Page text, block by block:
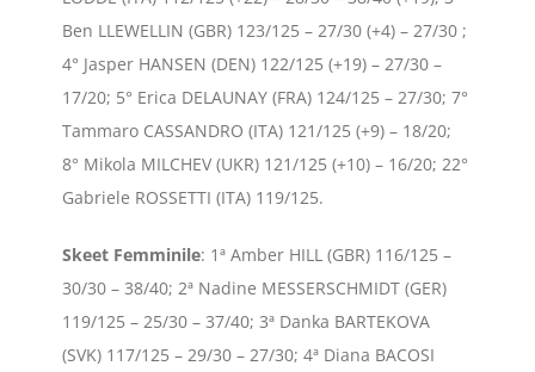
Ben LLEWELLIN (GBR) 123/125 – 27/30 (+4) – 27/30 ;
4° Jasper HANSEN (DEN) 122/125 (+19) – 27/30 –
17/20; 5° Erica DELAUNAY (FRA) 124/125 – 27/30; 7°
Tammaro CASSANDRO (ITA) 121/125 (+9) – 18/20;
8° Mikola MILCHEV (UKR) 121/125 (+10) – 16/20; 22°
Gabriele ROSSETTI (ITA) 119/125.
Skeet Femminile: 1ª Amber HILL (GBR) 116/125 –
30/30 – 38/40; 2ª Nadine MESSERSCHMIDT (GER)
119/125 – 25/30 – 37/40; 3ª Danka BARTEKOVA
(SVK) 117/125 – 29/30 – 27/30; 4ª Diana BACOSI